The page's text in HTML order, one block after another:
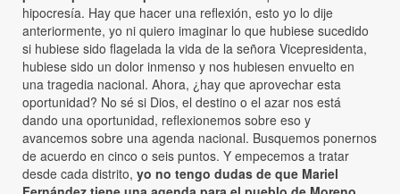
hipocresía. Hay que hacer una reflexión, esto yo lo dije
anteriormente, yo ni quiero imaginar lo que hubiese sucedido
si hubiese sido flagelada la vida de la señora Vicepresidenta,
hubiese sido un dolor inmenso y nos hubiesen envuelto en
una tragedia nacional. Ahora, ¿hay que aprovechar esta
oportunidad? No sé si Dios, el destino o el azar nos está
dando una oportunidad, reflexionemos sobre eso y
avancemos sobre una agenda nacional. Busquemos ponernos
de acuerdo en cinco o seis puntos. Y empecemos a tratar
desde cada distrito, yo no tengo dudas de que Mariel